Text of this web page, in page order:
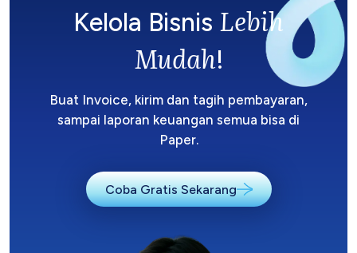
Kelola Bisnis Lebih
Mudah!
Buat Invoice, kirim dan tagih pembayaran,
sampai laporan keuangan semua bisa di
Paper.
Coba Gratis Sekarang